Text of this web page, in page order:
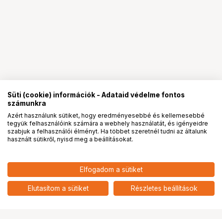
Insta360 GO 3 / GO 3S pivot klip
add
PROpartnerségek
Süti (cookie) információk - Adataid védelme fontos
számunkra
Azért használunk sütiket, hogy eredményesebbé és kellemesebbé
tegyük felhasználóink számára a webhely használatát, és igényeidre
szabjuk a felhasználói élményt. Ha többet szeretnél tudni az általunk
használt sütikről, nyisd meg a beállításokat.
Elfogadom a sütiket
Elutasítom a sütiket Részletes beállítások